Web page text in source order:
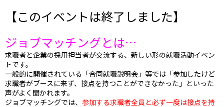
【このイベントは終了しました】
ジョブマッチングとは…
求職者と企業の採用担当者が交流する、新しい形の就職活動イベン
トです。
一般的に開催されている「合同就職説明会」等では「参加したけど
求職者がブースに来ず、接点を持つことができなかった」といった
声がよく聞かれます。
ジョブマッチングでは、 参加する求職者全員と必ず一度は接点を持